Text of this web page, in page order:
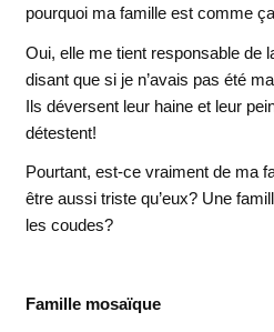
pourquoi ma famille est comme
Oui, elle me tient responsable de
disant que si je n’avais pas été
Ils déversent leur haine et leur
détestent!
Pourtant, est-ce vraiment de ma
être aussi triste qu’eux? Une
les coudes?
Famille mosaïque